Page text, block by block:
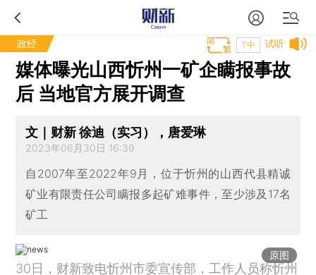
政经 试听
T中
媒体曝光山西忻州一矿企瞒报事故
后 当地官方展开调查
文｜财新 徐迪（实习），唐爱琳
2023年06月30日 16:39
自2007年至2022年9月，位于忻州的山西代县精诚
矿业有限责任公司瞒报多起矿难事件，至少涉及17名
矿工
原图
30日，财新致电忻州市委宣传部，工作人员称忻州